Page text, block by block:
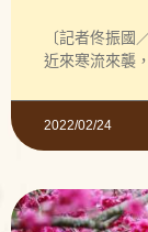
〔記者佟振國
近來寒流來襲
2022/02/24